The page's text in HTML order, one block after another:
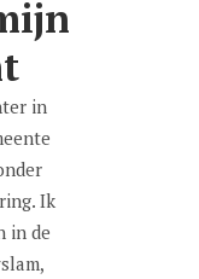
in
Ik
in de